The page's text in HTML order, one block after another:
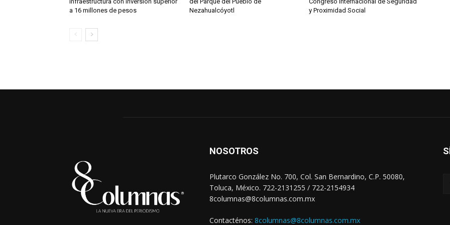
a 16 millones de pesos
Nezahualcóyotl
y Proximidad Social
NOSOTROS
Plutarco González No. 700, Col. San Bernardino, C.P. 50080,
Toluca, México. 722-2131255 / 722-2154934
8columnas@8columnas.com.mx
Contacténos: 8columnas@8columnas.com.mx